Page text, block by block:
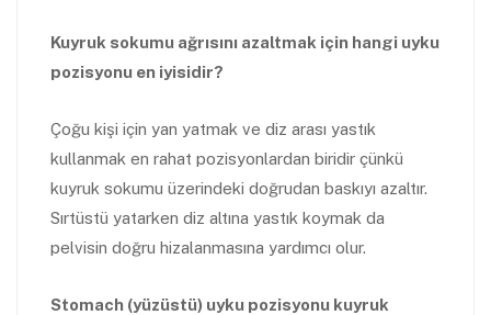
Kuyruk sokumu ağrısını azaltmak için hangi uyku
pozisyonu en iyisidir?
Çoğu kişi için yan yatmak ve diz arası yastık
kullanmak en rahat pozisyonlardan biridir çünkü
kuyruk sokumu üzerindeki doğrudan baskıyı azaltır.
Sırtüstü yatarken diz altına yastık koymak da
pelvisin doğru hizalanmasına yardımcı olur.
Stomach (yüzüstü) uyku pozisyonu kuyruk